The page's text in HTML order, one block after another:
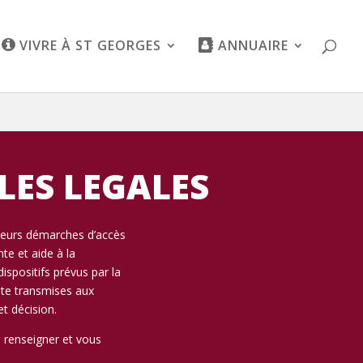
VIVRE À ST GEORGES ANNUAIRE
LEGALES
démarches d’accès
et aide à la
prévus par la
transmises aux
décision.
et vous